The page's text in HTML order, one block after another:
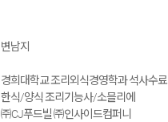
변남지
경희대학교 조리외식경영학과 석사수료
한식/양식 조리기능사/소믈리에
㈜CJ푸드빌 ㈜인사이드컴퍼니